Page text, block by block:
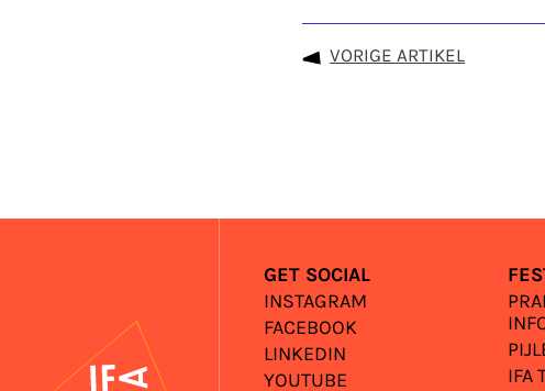
VORIGE ARTIKEL
GET SOCIAL
INSTAGRAM
FACEBOOK
LINKEDIN
YOUTUBE
IFA